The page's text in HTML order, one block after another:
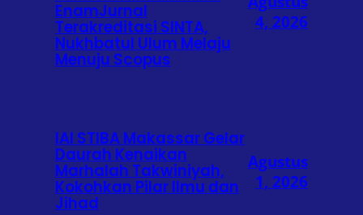
EnamJurnal
Terakreditasi SINTA,
Nukhbatul Ulum Melaju
Menuju Scopus
4, 2026
IAI STIBA Makassar Gelar
Daurah Kenaikan
Marhalah Takwiniyah,
Kokohkan Pilar Ilmu dan
Jihad
Agustus
1, 2026